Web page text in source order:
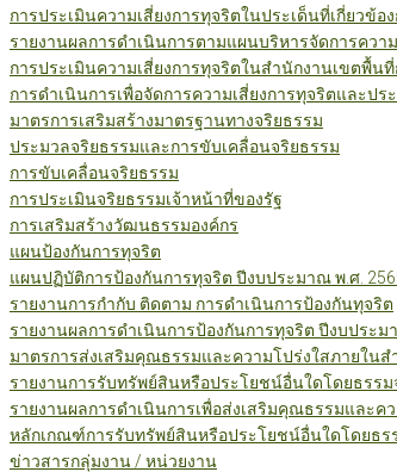
การประเมินความเสี่ยงการทุจริตในประเด็นที่เกี่ยวข้อ
รายงานผลการดำเนินการตามแผนบริหารจัดการคว
การประเมินความเสี่ยงการทุจริตในสำนักงานเขตพื้น
การดำเนินการเพื่อจัดการความเสี่ยงการทุจริตและปร
มาตรการเสริมสร้างมาตรฐานทางจริยธรรม
ประมวลจริยธรรมและการขับเคลื่อนจริยธรรม
การขับเคลื่อนจริยธรรม
การประเมินจริยธรรมเจ้าหน้าที่ของรัฐ
การเสริมสร้างวัฒนธรรมองค์กร
แผนป้องกันการทุจริต
แผนปฏิบัติการป้องกันการทุจริต ปีงบประมาณ พ.ศ.
รายงานการกำกับ ติดตาม การดำเนินการป้องกันทุจริต
รายงานผลการดำเนินการป้องกันการทุจริต ปีงบประม
มาตรการส่งเสริมคุณธรรมและความโปร่งใสภายใน
รายงานการรับทรัพย์สินหรือประโยชน์อื่นใดโดยธรรม
รายงานผลการดำเนินการเพื่อส่งเสริมคุณธรรมและ
หลักเกณฑ์การรับทรัพย์สินหรือประโยชน์อื่นใดโดยธร
ข่าวสารกลุ่มงาน / หน่วยงาน